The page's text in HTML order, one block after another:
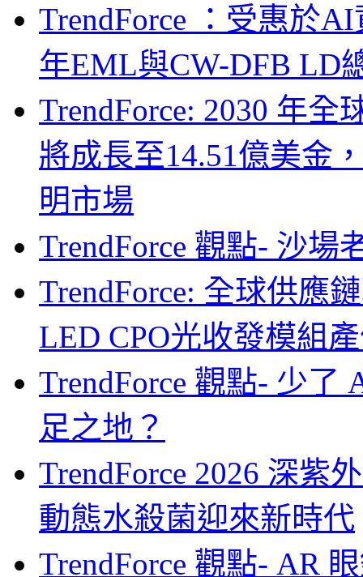
TrendForce ：受惠於
年EML與CW-DFB LD
TrendForce: 2030 年
將成長至14.51億美金
明市場
TrendForce 觀點- 沙場
TrendForce: 全球供應
LED CPO光收發模組
TrendForce 觀點- 少
足之地？
TrendForce 2026 深紫
動態水殺菌迎來新時代
TrendForce 觀點- AR